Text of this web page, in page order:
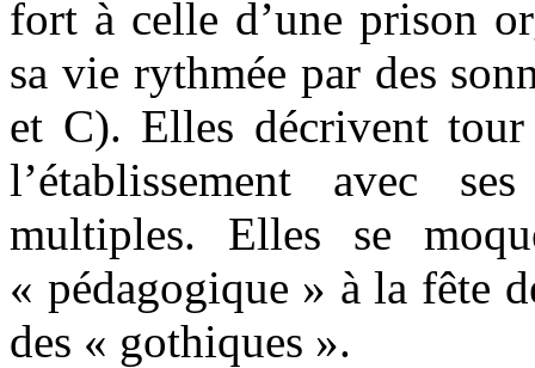
fort à celle d’une prison
sa vie rythmée par des
et C). Elles décrivent
l’établissement avec
multiples. Elles se
« pédagogique » à la fête
des « gothiques ».